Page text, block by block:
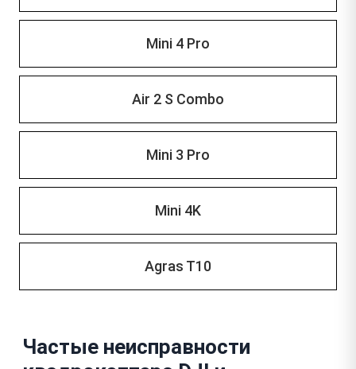
Mini 4 Pro
Air 2 S Combo
Mini 3 Pro
Mini 4K
Agras T10
Частые неисправности